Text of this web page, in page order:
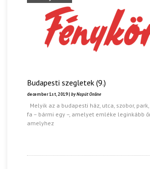
Budapesti szegletek (9.)
december 1st, 2019 | by Napút Online
Melyik az a budapesti ház, utca, szobor,
fa – bármi egy –, amelyet emléke leginkább
amelyhez